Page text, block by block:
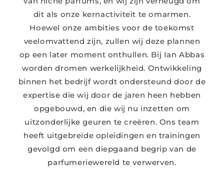
dit als onze kernactiviteit te omarmen.
Hoewel onze ambities voor de toekomst
veelomvattend zijn, zullen wij deze plannen
op een later moment onthullen. Bij Ian Abbas
worden dromen werkelijkheid. Ontwikkeling
binnen het bedrijf wordt ondersteund door de
expertise die wij door de jaren heen hebben
opgebouwd, en die wij nu inzetten om
uitzonderlijke geuren te creëren. Ons team
heeft uitgebreide opleidingen en trainingen
gevolgd om een diepgaand begrip van de
parfumeriewereld te verwerven.